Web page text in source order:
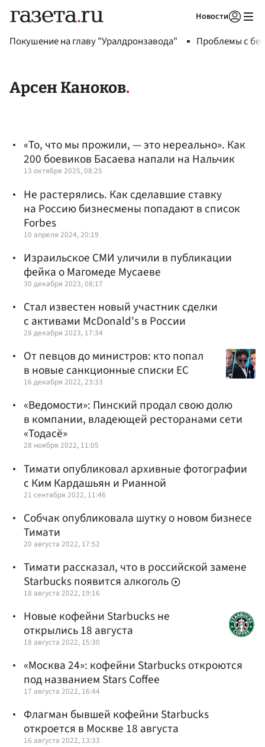
Новости
Покушение на главу "Уралдронзавода" Проблемы с
Арсен Каноков
«То, что мы прожили, — это нереально». Как
200 боевиков Басаева напали на Нальчик
13 октября 2025, 08:25
Не растерялись. Как сделавшие ставку
на Россию бизнесмены попадают в список
Forbes
10 апреля 2024, 20:19
Израильское СМИ уличили в публикации
фейка о Магомеде Мусаеве
30 декабря 2023, 08:17
Стал известен новый участник сделки
с активами McDonald's в России
28 декабря 2023, 17:34
От певцов до министров: кто попал
в новые санкционные списки ЕС
16 декабря 2022, 23:33
«Ведомости»: Пинский продал свою долю
в компании, владеющей ресторанами сети
«Тодасё»
28 ноября 2022, 11:05
Тимати опубликовал архивные фотографии
с Ким Кардашьян и Рианной
21 сентября 2022, 11:46
Собчак опубликовала шутку о новом бизнесе
Тимати
20 августа 2022, 17:52
Тимати рассказал, что в российской замене
Starbucks появится алкоголь
18 августа 2022, 19:16
Новые кофейни Starbucks не
открылись 18 августа
18 августа 2022, 15:30
«Москва 24»: кофейни Starbucks откроются
под названием Stars Coffee
17 августа 2022, 16:44
Флагман бывшей кофейни Starbucks
откроется в Москве 18 августа
16 августа 2022, 13:33